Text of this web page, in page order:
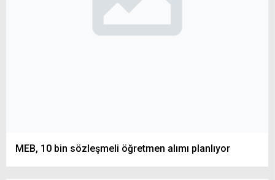
MEB, 10 bin sözleşmeli öğretmen alımı planlıyor